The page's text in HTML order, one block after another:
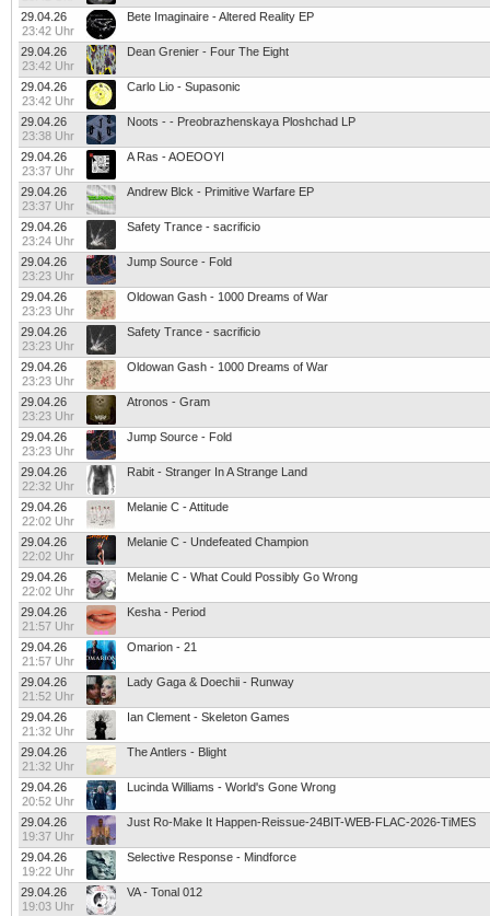
29.04.26
23:42 Uhr
Bete Imaginaire - Altered Reality EP
29.04.26
23:42 Uhr
Dean Grenier - Four The Eight
29.04.26
23:42 Uhr
Carlo Lio - Supasonic
29.04.26
23:38 Uhr
Noots - - Preobrazhenskaya Ploshchad LP
29.04.26
23:37 Uhr
A Ras - AOEOOYI
29.04.26
23:37 Uhr
Andrew Blck - Primitive Warfare EP
29.04.26
23:24 Uhr
Safety Trance - sacrificio
29.04.26
23:23 Uhr
Jump Source - Fold
29.04.26
23:23 Uhr
Oldowan Gash - 1000 Dreams of War
29.04.26
23:23 Uhr
Safety Trance - sacrificio
29.04.26
23:23 Uhr
Oldowan Gash - 1000 Dreams of War
29.04.26
23:23 Uhr
Atronos - Gram
29.04.26
23:23 Uhr
Jump Source - Fold
29.04.26
22:32 Uhr
Rabit - Stranger In A Strange Land
29.04.26
22:02 Uhr
Melanie C - Attitude
29.04.26
22:02 Uhr
Melanie C - Undefeated Champion
29.04.26
22:02 Uhr
Melanie C - What Could Possibly Go Wrong
29.04.26
21:57 Uhr
Kesha - Period
29.04.26
21:57 Uhr
Omarion - 21
29.04.26
21:52 Uhr
Lady Gaga & Doechii - Runway
29.04.26
21:32 Uhr
Ian Clement - Skeleton Games
29.04.26
21:32 Uhr
The Antlers - Blight
29.04.26
20:52 Uhr
Lucinda Williams - World's Gone Wrong
29.04.26
19:37 Uhr
Just Ro-Make It Happen-Reissue-24BIT-WEB-FLAC-2026-TiMES
29.04.26
19:22 Uhr
Selective Response - Mindforce
29.04.26
19:03 Uhr
VA - Tonal 012